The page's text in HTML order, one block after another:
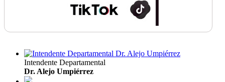
Intendente Departamental
Dr. Alejo Umpiérrez